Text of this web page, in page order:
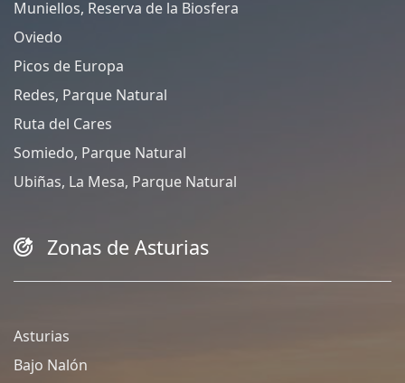
Muniellos, Reserva de la Biosfera
Oviedo
Picos de Europa
Redes, Parque Natural
Ruta del Cares
Somiedo, Parque Natural
Ubiñas, La Mesa, Parque Natural
Zonas de Asturias
Asturias
Bajo Nalón